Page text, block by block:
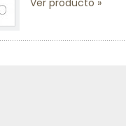
Ver producto